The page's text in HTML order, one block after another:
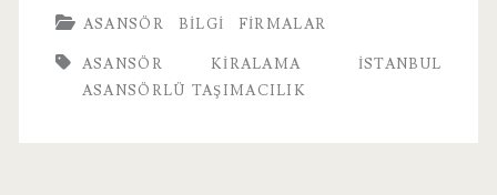
ASANSÖR BILGI FIRMALAR
ASANSÖR KIRALAMA
İSTANBUL
ASANSÖRLÜ TAŞIMACILIK